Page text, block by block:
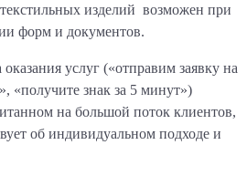
изделий возможен при
форм и документов.
услуг («отправим заявку на
«получите знак за 5 минут»)
на большой поток клиентов,
об индивидуальном подходе и